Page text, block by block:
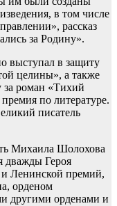
в том числе
рассказ
за Родину».
выступал в защиту
целины», а также
за роман «Тихий
по литературе.
писатель
Михаила Шолохова
дважды Героя
и Ленинской премий,
орденом
другими орденами и